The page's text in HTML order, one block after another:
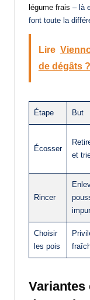
légume frais – là
font toute la
Lire
de dégâts ?
Étape But
Écosser
et
Rincer
Choisir
les pois
Variantes